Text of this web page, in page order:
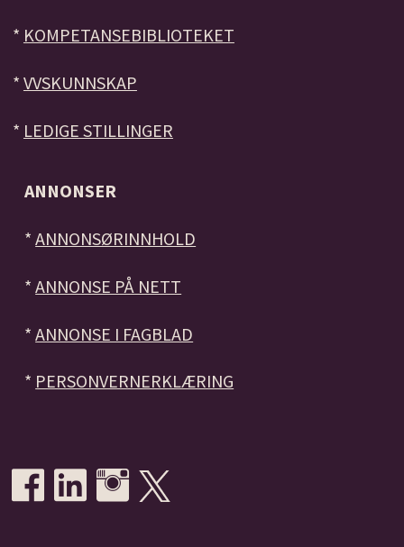
* KOMPETANSEBIBLIOTEKET
* VVSKUNNSKAP
* LEDIGE STILLINGER
ANNONSER
*ANNONSØRINNHOLD
*ANNONSE PÅ NETT
*ANNONSE I FAGBLAD
* PERSONVERNERKLÆRING